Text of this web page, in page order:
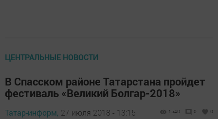
ЦЕНТРАЛЬНЫЕ НОВОСТИ
В Спасском районе Татарстана пройдет
фестиваль «Великий Болгар-2018»
Татар-информ, 27 июля 2018 - 13:15 1540 0 0